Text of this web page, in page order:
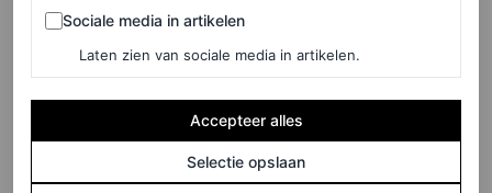
Beter nieuws op de maandagochtend kunnen wij ons niet
bedenken.
Sociale media in artikelen
Sociale media in artikelen
Laten zien van sociale media in artikelen.
Accepteer alles
Selectie opslaan